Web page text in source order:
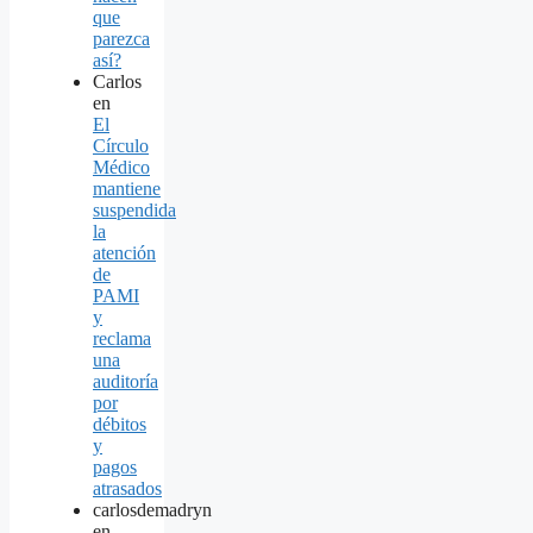
que
parezca
así?
Carlos
en
El
Círculo
Médico
mantiene
suspendida
la
atención
de
PAMI
y
reclama
una
auditoría
por
débitos
y
pagos
atrasados
carlosdemadryn